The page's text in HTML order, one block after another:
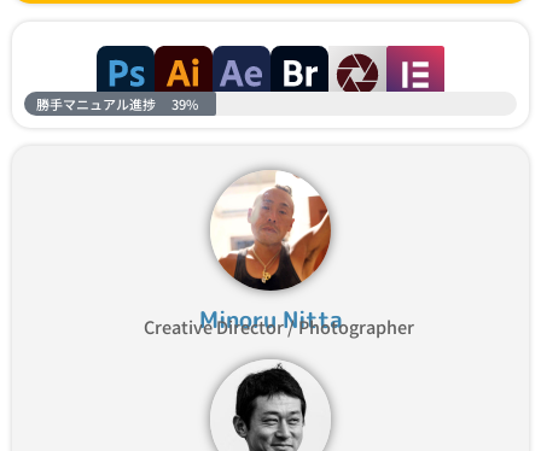
勝手マニュアル進捗 39%
Minoru Nitta
Creative Director / Photographer